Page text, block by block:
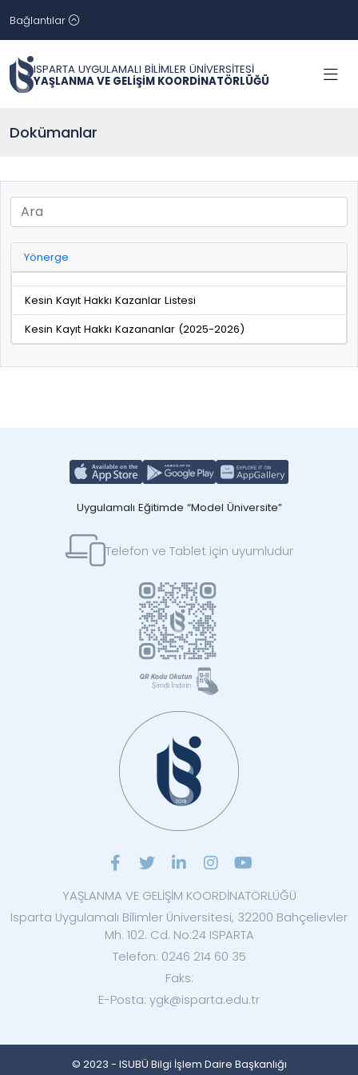
Bağlantılar
ISPARTA UYGULAMALI BİLİMLER ÜNİVERSİTESİ
YAŞLANMA VE GELİŞİM KOORDİNATÖRLÜĞÜ
Dokümanlar
Yönerge
Kesin Kayıt Hakkı Kazanlar Listesi
Kesin Kayıt Hakkı Kazananlar (2025-2026)
Uygulamalı Eğitimde “Model Üniversite”
Telefon ve Tablet için uyumludur
YAŞLANMA VE GELİŞİM KOORDİNATÖRLÜĞÜ
Isparta Uygulamalı Bilimler Üniversitesi, 32200 Bahçelievler
Mh. 102. Cd. No:24 ISPARTA
Telefon: 0246 214 60 35
Faks:
E-Posta: ygk@isparta.edu.tr
© 2023 - ISUBÜ Bilgi İşlem Daire Başkanlığı